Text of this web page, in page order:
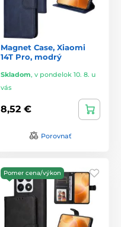
Magnet Case, Xiaomi
14T Pro, modrý
Skladom, v pondelok 10. 8. u
vás
8,52 €
Porovnať
Pomer cena/výkon